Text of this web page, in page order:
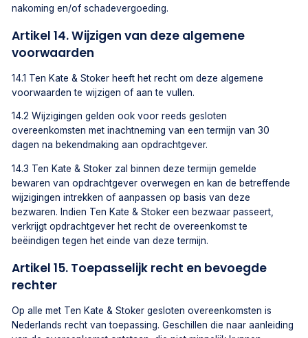
nakoming en/of schadevergoeding.
Artikel 14. Wijzigen van deze algemene
voorwaarden
14.1 Ten Kate & Stoker heeft het recht om deze algemene
voorwaarden te wijzigen of aan te vullen.
14.2 Wijzigingen gelden ook voor reeds gesloten
overeenkomsten met inachtneming van een termijn van 30
dagen na bekendmaking aan opdrachtgever.
14.3 Ten Kate & Stoker zal binnen deze termijn gemelde
bewaren van opdrachtgever overwegen en kan de betreffende
wijzigingen intrekken of aanpassen op basis van deze
bezwaren. Indien Ten Kate & Stoker een bezwaar passeert,
verkrijgt opdrachtgever het recht de overeenkomst te
beëindigen tegen het einde van deze termijn.
Artikel 15. Toepasselijk recht en bevoegde
rechter
Op alle met Ten Kate & Stoker gesloten overeenkomsten is
Nederlands recht van toepassing. Geschillen die naar aanleiding